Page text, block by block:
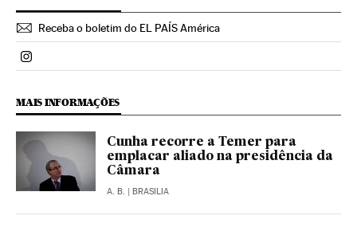
Receba o boletim do EL PAÍS América
Politica El País Brasil en Instagram
MAIS INFORMAÇÕES
Cunha recorre a Temer para
emplacar aliado na presidência da
Câmara
A. B. | BRASILIA